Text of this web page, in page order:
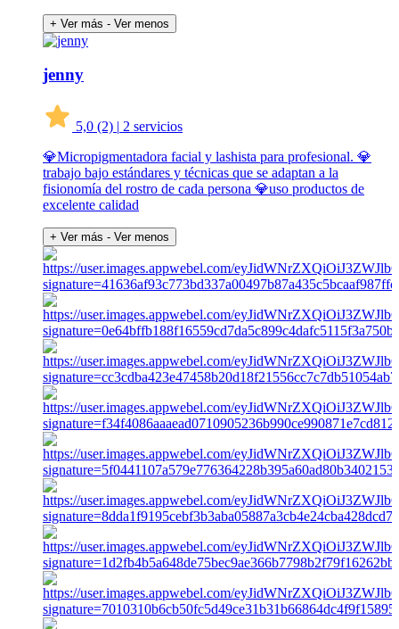
+ Ver más - Ver menos
jenny
5,0 (2) | 2 servicios
💎Micropigmentadora facial y lashista para profesional. 💎
trabajo bajo estándares y técnicas que se adaptan a la
fisionomía del rostro de cada persona 💎uso productos de
excelente calidad
+ Ver más - Ver menos